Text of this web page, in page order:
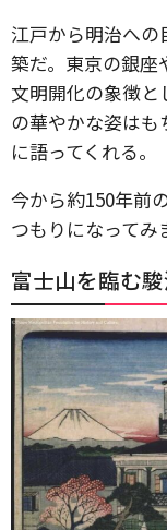
江戸から明治へ
築だ。東京の銀座
文明開化の象徴
の華やかな姿はも
に語ってくれる。
今から約150年前
つもりになってみ
富士山を臨む